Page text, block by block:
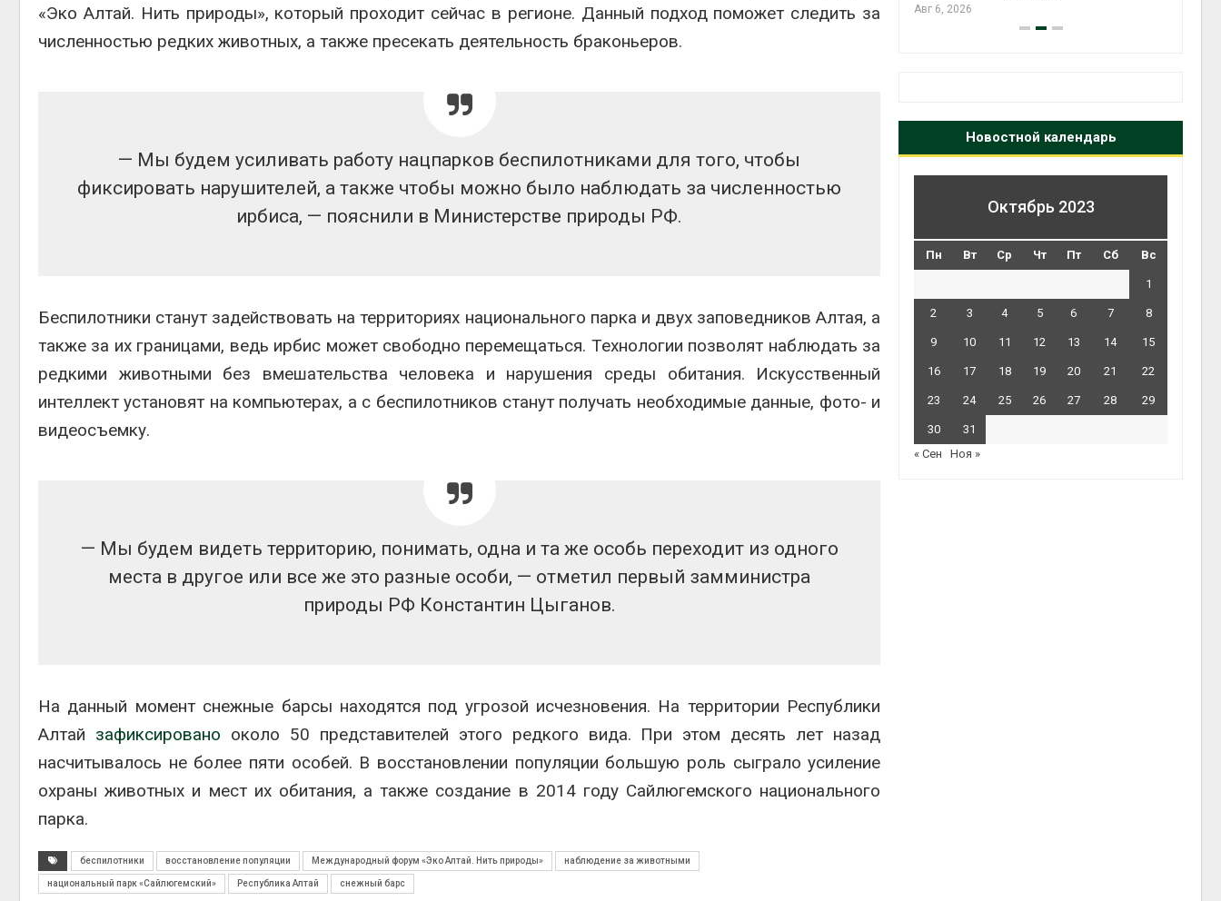
«Эко Алтай. Нить природы», который проходит сейчас в регионе. Данный подход поможет следить за
численностью редких животных, а также пресекать деятельность браконьеров.
— Мы будем усиливать работу нацпарков беспилотниками для того, чтобы
фиксировать нарушителей, а также чтобы можно было наблюдать за численностью
ирбиса, — пояснили в Министерстве природы РФ.
Беспилотники станут задействовать на территориях национального парка и двух заповедников Алтая, а
также за их границами, ведь ирбис может свободно перемещаться. Технологии позволят наблюдать за
редкими животными без вмешательства человека и нарушения среды обитания. Искусственный
интеллект установят на компьютерах, а с беспилотников станут получать необходимые данные, фото- и
видеосъемку.
— Мы будем видеть территорию, понимать, одна и та же особь переходит из одного
места в другое или все же это разные особи, — отметил первый замминистра
природы РФ Константин Цыганов.
На данный момент снежные барсы находятся под угрозой исчезновения. На территории Республики
Алтай зафиксировано около 50 представителей этого редкого вида. При этом десять лет назад
насчитывалось не более пяти особей. В восстановлении популяции большую роль сыграло усиление
охраны животных и мест их обитания, а также создание в 2014 году Сайлюгемского национального
парка.
беспилотники восстановление популяции Международный форум «Эко Алтай. Нить природы» наблюдение за животными
национальный парк «Сайлюгемский» Республика Алтай снежный барс
Авг 6, 2026
Новостной календарь
Октябрь 2023
Пн Вт Ср Чт Пт Сб Вс
1
2 3 4 5 6 7 8
9 10 11 12 13 14 15
16 17 18 19 20 21 22
23 24 25 26 27 28 29
30
31
« Сен
Ноя »